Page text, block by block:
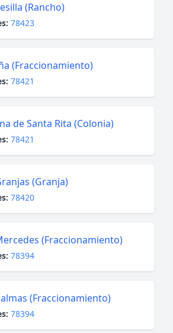
(Rancho)
78423
(Fraccionamiento)
78421
de Santa Rita (Colonia)
78421
(Granja)
78420
(Fraccionamiento)
78394
(Fraccionamiento)
78394